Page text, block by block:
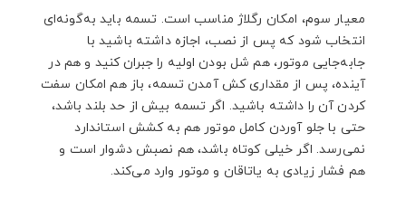
معیار سوم، امکان رگلاژ مناسب است. تسمه باید به‌گونه‌ای
انتخاب شود که پس از نصب، اجازه داشته باشید با
جابه‌جایی موتور، هم شل بودن اولیه را جبران کنید و هم در
آینده، پس از مقداری کش آمدن تسمه، باز هم امکان سفت
کردن آن را داشته باشید. اگر تسمه بیش از حد بلند باشد،
حتی با جلو آوردن کامل موتور هم به کشش استاندارد
نمی‌رسد. اگر خیلی کوتاه باشد، هم نصبش دشوار است و
هم فشار زیادی به یاتاقان و موتور وارد می‌کند.